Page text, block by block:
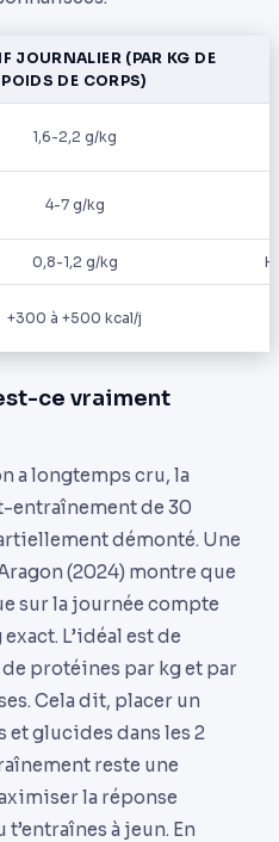
JOURNALIER (PAR KG DE
POIDS DE CORPS)
1,6-2,2 g/kg
4-7 g/kg
0,8-1,2 g/kg
+300 à +500 kcal/j
ce vraiment
a longtemps cru, la
entraînement de 30
démonté. Une
(2024) montre que
sur la journée compte
L’idéal est de
protéines par kg et par
Cela dit, placer un
et glucides dans les 2
reste une
la réponse
à jeun. En